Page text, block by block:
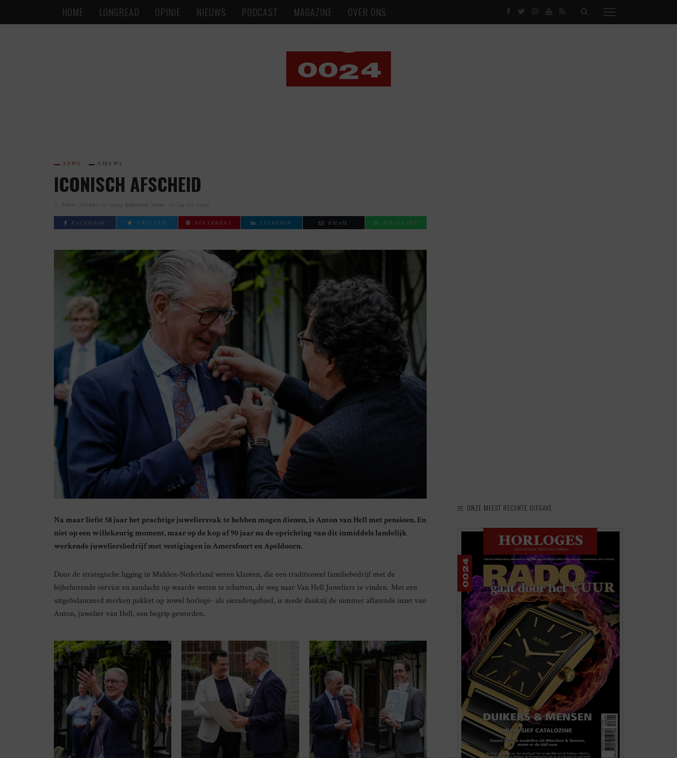
HOME LONGREAD OPINIE NIEUWS PODCAST MAGAZINE OVER ONS
NEWS NIEUWS
ICONISCH AFSCHEID
News Nieuws 0024 Editorial Team 24/05/2023
FACEBOOK TWITTER PINTEREST LINKEDIN EMAIL WHATSAPP
Na maar liefst 58 jaar het prachtige juweliersvak te hebben mogen dienen, is Anton van Hell met pensioen. En
niet op een willekeurig moment, maar op de kop af 90 jaar na de oprichting van dit inmiddels landelijk
werkende juweliersbedrijf met vestigingen in Amersfoort en Apeldoorn.
Door de strategische ligging in Midden-Nederland weten klanten, die een traditioneel familiebedrijf met de
bijbehorende service en aandacht op waarde weten te schatten, de weg naar Van Hell Juweliers te vinden. Met een
uitgebalanceerd merken pakket op zowel horloge- als sieradengebied, is mede dankzij de nimmer aflatende inzet van
Anton, juwelier van Hell, een begrip geworden.
ONZE MEEST RECENTE UITGAVE